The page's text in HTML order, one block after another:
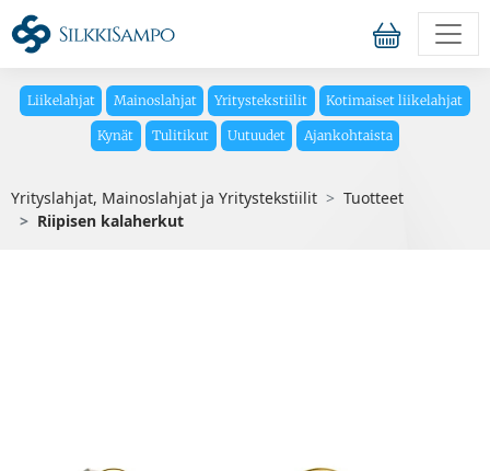
Liikelahjat Mainoslahjat Yritystekstiilit Kotimaiset liikelahjat
Kynät Tulitikut Uutuudet Ajankohtaista
Yrityslahjat, Mainoslahjat ja Yritystekstiilit
Tuotteet
Riipisen kalaherkut